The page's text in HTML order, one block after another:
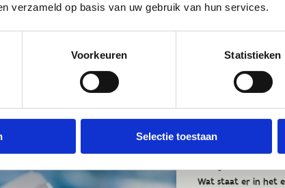
verzameld op basis van uw gebruik van hun services.
Voorkeuren Statistieken
Selectie toestaan